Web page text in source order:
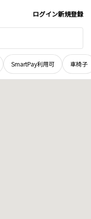
ログイン新規登録
SmartPay利用可 車椅子